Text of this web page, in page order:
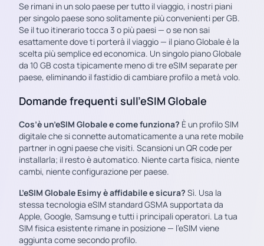
Se rimani in un solo paese per tutto il viaggio, i nostri piani
per singolo paese sono solitamente più convenienti per GB.
Se il tuo itinerario tocca 3 o più paesi — o se non sai
esattamente dove ti porterà il viaggio — il piano Globale è la
scelta più semplice ed economica. Un singolo piano Globale
da 10 GB costa tipicamente meno di tre eSIM separate per
paese, eliminando il fastidio di cambiare profilo a metà volo.
Domande frequenti sull’eSIM Globale
Cos’è un’eSIM Globale e come funziona? È un profilo SIM
digitale che si connette automaticamente a una rete mobile
partner in ogni paese che visiti. Scansioni un QR code per
installarla; il resto è automatico. Niente carta fisica, niente
cambi, niente configurazione per paese.
L’eSIM Globale Esimy è affidabile e sicura? Sì. Usa la
stessa tecnologia eSIM standard GSMA supportata da
Apple, Google, Samsung e tutti i principali operatori. La tua
SIM fisica esistente rimane in posizione — l’eSIM viene
aggiunta come secondo profilo.